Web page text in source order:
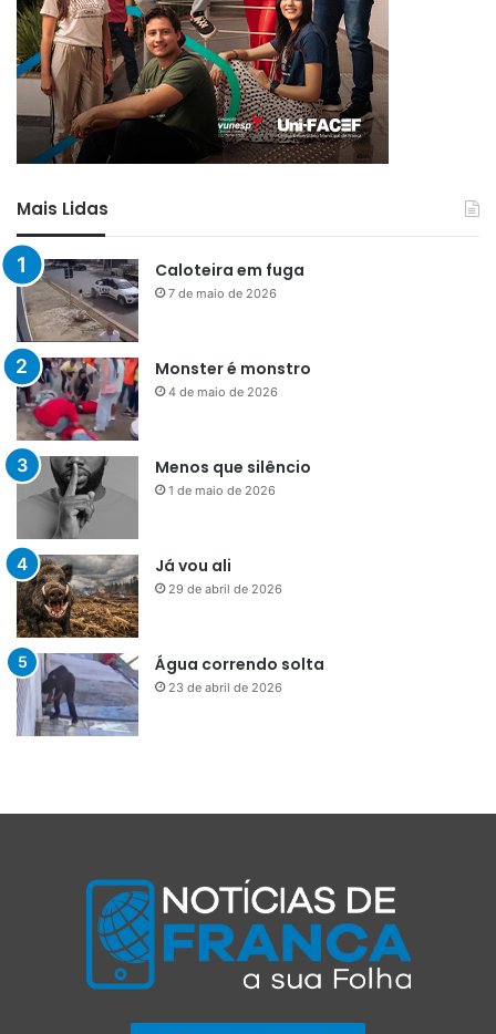
Mais Lidas
Caloteira em fuga
7 de maio de 2026
Monster é monstro
4 de maio de 2026
Menos que silêncio
1 de maio de 2026
Já vou ali
29 de abril de 2026
Água correndo solta
23 de abril de 2026